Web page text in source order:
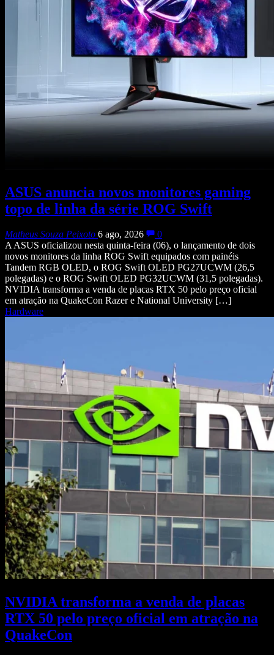
ASUS anuncia novos monitores gaming
topo de linha da série ROG Swift
Matheus Souza Peixoto 6 ago, 2026
0
A ASUS oficializou nesta quinta-feira (06), o lançamento de dois
novos monitores da linha ROG Swift equipados com painéis
Tandem RGB OLED, o ROG Swift OLED PG27UCWM (26,5
polegadas) e o ROG Swift OLED PG32UCWM (31,5 polegadas).
NVIDIA transforma a venda de placas RTX 50 pelo preço oficial
em atração na QuakeCon Razer e National University […]
Hardware
NVIDIA transforma a venda de placas
RTX 50 pelo preço oficial em atração na
QuakeCon